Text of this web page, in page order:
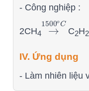
- Công nghiệp :
2CH4 →
1500o C
→1500oC
C2H2
IV. Ứng dụng
- Làm nhiên liệu